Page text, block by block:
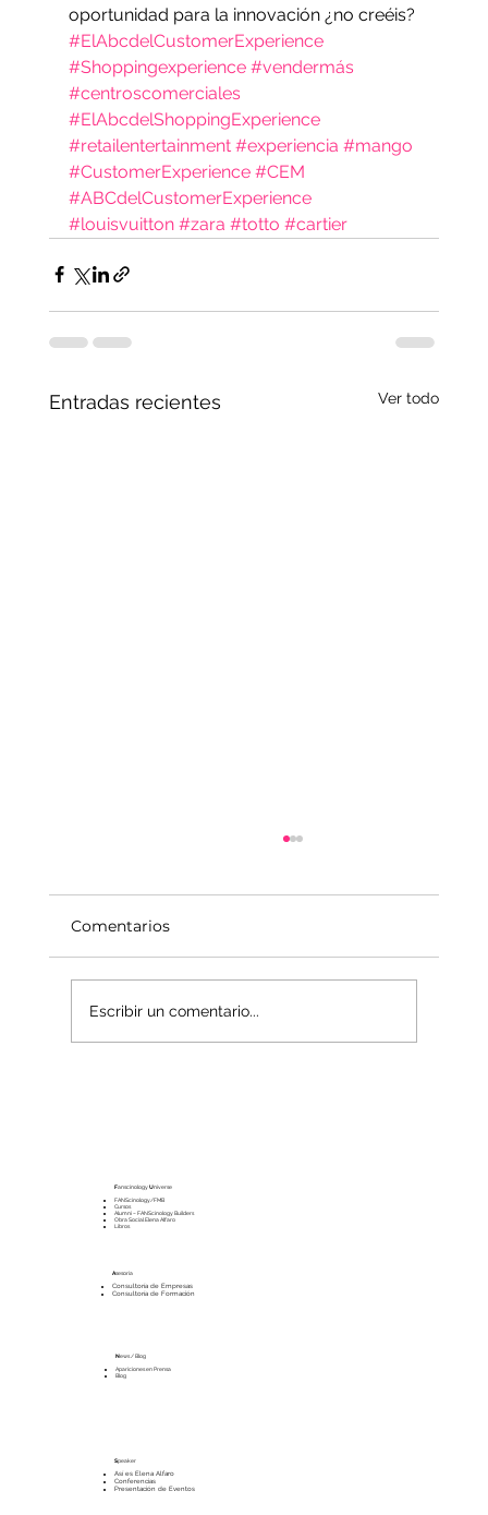
oportunidad para la innovación ¿no creéis?
#ElAbcdelCustomerExperience
#Shoppingexperience #vendermás
#centroscomerciales
#ElAbcdelShoppingExperience
#retailentertainment #experiencia #mango
#CustomerExperience #CEM
#ABCdelCustomerExperience
#louisvuitton #zara #totto #cartier
Entradas recientes Ver todo
Comentarios
Escribir un comentario...
FanscinologyUniverse
FANScinology/FMB
Cursos
Alumni – FANScinology Builders
Obra Social Elena Alfaro
Libros
Asesoría
Consultoría de Empresas
Consultoría de Formación
News / Blog
Apariciones en Prensa
Blog
Speaker
Así es Elena Alfaro
Conferencias
Presentación de Eventos